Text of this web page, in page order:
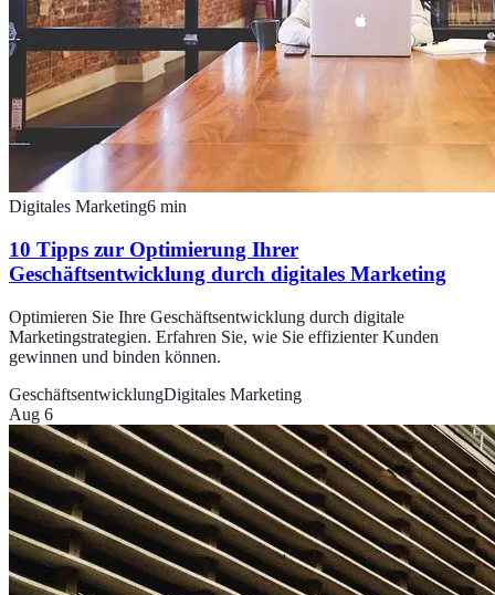
Digitales Marketing6 min
10 Tipps zur Optimierung Ihrer
Geschäftsentwicklung durch digitales Marketing
Optimieren Sie Ihre Geschäftsentwicklung durch digitale
Marketingstrategien. Erfahren Sie, wie Sie effizienter Kunden
gewinnen und binden können.
GeschäftsentwicklungDigitales Marketing
Aug 6